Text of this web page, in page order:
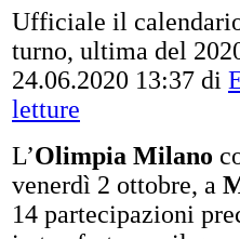
Ufficiale il
turno, ultima del
24.06.2020 13:37 di
letture
L’Olimpia Milano
venerdì 2 ottobre, a
14 partecipazioni